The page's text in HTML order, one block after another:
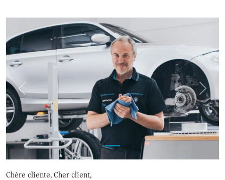
Précédent
Chère cliente, Cher client,